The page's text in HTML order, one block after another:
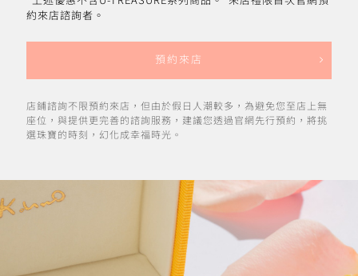
約來店諮詢者。
預約來店
店鋪諮詢不限預約來店，但由於假日人潮較多，為避免您至店上無
座位，與提供更完善的諮詢服務，建議您透過官網先行預約，將挑
選珠寶的時刻，幻化成幸福時光。